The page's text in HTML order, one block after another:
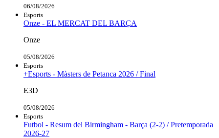
06/08/2026
Esports
Onze - EL MERCAT DEL BARÇA
Onze
05/08/2026
Esports
+Esports - Màsters de Petanca 2026 / Final
E3D
05/08/2026
Esports
Futbol - Resum del Birmingham - Barça (2-2) / Pretemporada
2026-27